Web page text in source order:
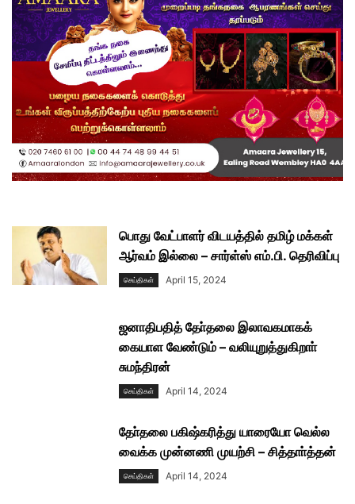
பொது வேட்பாளர் விடயத்தில் தமிழ் மக்கள்
ஆர்வம் இல்லை – சார்ள்ஸ் எம்.பி. தெரிவிப்பு
செய்திகள் April 15, 2024
ஜனாதிபதித் தோ்தலை இலாவகமாகக்
கையாள வேண்டும் – வலியுறுத்துகிறாா்
சுமந்திரன்
செய்திகள் April 14, 2024
தோ்தலை பகிஷ்கரித்து யாரையோ வெல்ல
வைக்க முன்னணி முயற்சி – சித்தாா்த்தன்
செய்திகள் April 14, 2024